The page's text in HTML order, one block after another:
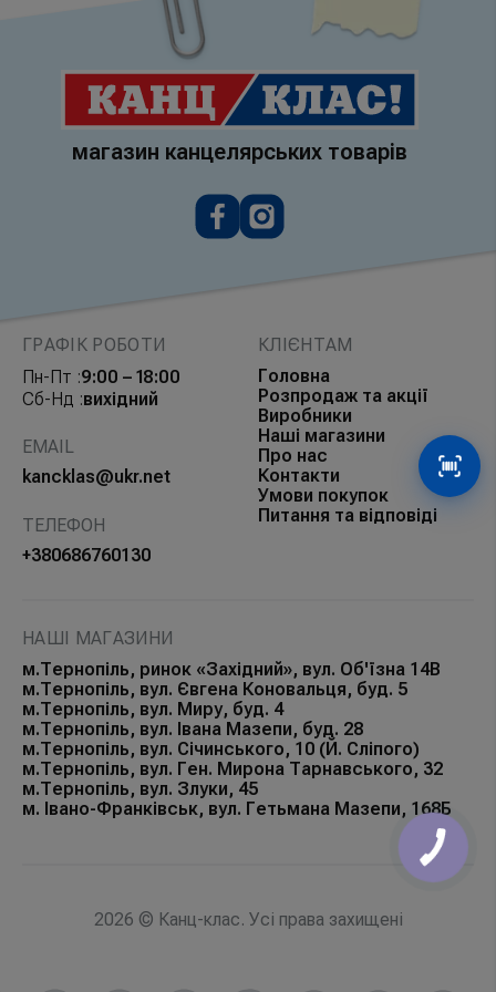
магазин канцелярських товарів
ГРАФІК РОБОТИ
Пн-Пт :9:00 – 18:00
Сб-Нд :вихідний
EMAIL
kancklas@ukr.net
ТЕЛЕФОН
+380686760130
КЛІЄНТАМ
Головна
Розпродаж та акції
Виробники
Наші магазини
Про нас
Контакти
Умови покупок
Питання та відповіді
НАШІ МАГАЗИНИ
м.Тернопіль, ринок «Західний», вул. Об'їзна 14В
м.Тернопіль, вул. Євгена Коновальця, буд. 5
м.Тернопіль, вул. Миру, буд. 4
м.Тернопіль, вул. Івана Мазепи, буд. 28
м.Тернопіль, вул. Січинського, 10 (Й. Сліпого)
м.Тернопіль, вул. Ген. Мирона Тарнавського, 32
м.Тернопіль, вул. Злуки, 45
м. Івано-Франківськ, вул. Гетьмана Мазепи, 168Б
2026 © Канц-клас. Усі права захищені
КНОПКА
ЗВ'ЯЗКУ